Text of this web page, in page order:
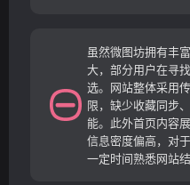
虽然微图坊拥有丰
大，部分用户在寻
选。网站整体采用
限，缺少收藏同步
能。此外首页内容
信息密度偏高，对
一定时间熟悉网站结